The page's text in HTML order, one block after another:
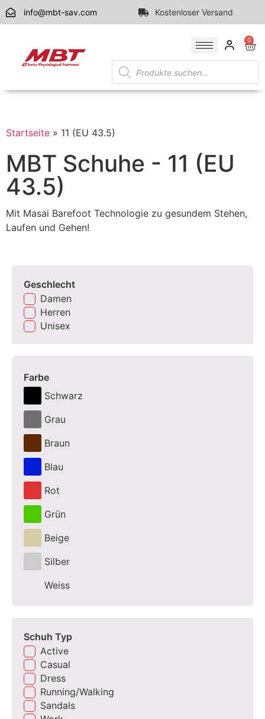
info@mbt-sav.com Kostenloser Versand
0
Startseite » 11 (EU 43.5)
MBT Schuhe - 11 (EU
43.5)
Mit Masai Barefoot Technologie zu gesundem Stehen,
Laufen und Gehen!
Geschlecht
Damen
Herren
Unisex
Farbe
Schwarz
Grau
Braun
Blau
Rot
Grün
Beige
Silber
Weiss
Schuh Typ
Active
Casual
Dress
Running/Walking
Sandals